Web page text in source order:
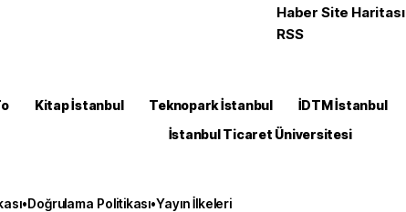
Haber Site Haritası
RSS
Kitap İstanbul Teknopark İstanbul İDTM İstanbul
İstanbul Ticaret Üniversitesi
•Doğrulama Politikası•Yayın İlkeleri